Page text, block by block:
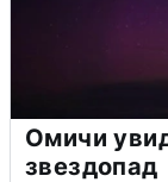
Омичи
звездопад